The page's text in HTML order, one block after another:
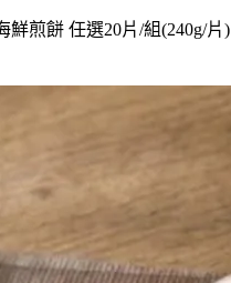
鮮煎餅 任選20片/組(240g/片)